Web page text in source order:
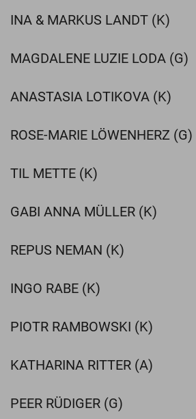
INA & MARKUS LANDT (K)
MAGDALENE LUZIE LODA (G)
ANASTASIA LOTIKOVA (K)
ROSE-MARIE LÖWENHERZ (G)
TIL METTE (K)
GABI ANNA MÜLLER (K)
REPUS NEMAN (K)
INGO RABE (K)
PIOTR RAMBOWSKI (K)
KATHARINA RITTER (A)
PEER RÜDIGER (G)